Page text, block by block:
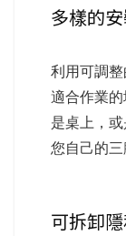
多樣的
利用可調
適合作業
是桌上，
您自己的三
可拆卸